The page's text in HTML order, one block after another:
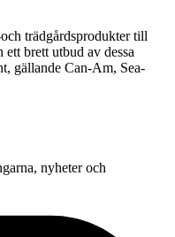
trädgårdsprodukter till
brett utbud av dessa
gällande Can-Am, Sea-
nyheter och